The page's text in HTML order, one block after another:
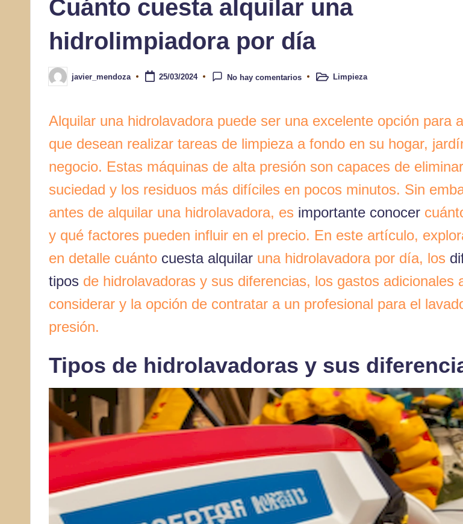
Cuánto cuesta alquilar una
hidrolimpiadora por día
Publicadojavier_mendoza 25/03/2024 No hay comentarios
PublicadoLimpieza
Alquilar una hidrolavadora puede ser una excelente opción para
que desean realizar tareas de limpieza a fondo en su hogar,
negocio. Estas máquinas de alta presión son capaces de
suciedad y los residuos más difíciles en pocos minutos. Sin
antes de alquilar una hidrolavadora, es importante conocer
y qué factores pueden influir en el precio. En este artículo,
en detalle cuánto cuesta alquilar una hidrolavadora por día, los
tipos de hidrolavadoras y sus diferencias, los gastos adicionales
considerar y la opción de contratar a un profesional para el
presión.
Tipos de hidrolavadoras y sus